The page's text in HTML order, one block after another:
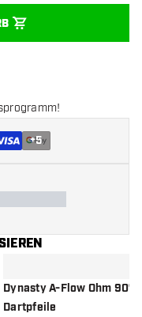
+5
Dynasty A-Flow Ohm 90%
Dartpfeile